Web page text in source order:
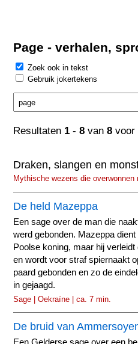
Page - verhalen,
Zoek ook in tekst
Gebruik jokertekens
Resultaten 1 -8 van8 voor
Draken, slangen en
Mythische wezens die overwonnen
De held Mazeppa
Een sage over de man die
werd gebonden. Mazeppa
Poolse koning, maar hij
en wordt voor straf spiernaakt
paard gebonden en zo de
in gejaagd.
Sage | Oekraïne | ca. 7 min.
De bruid van